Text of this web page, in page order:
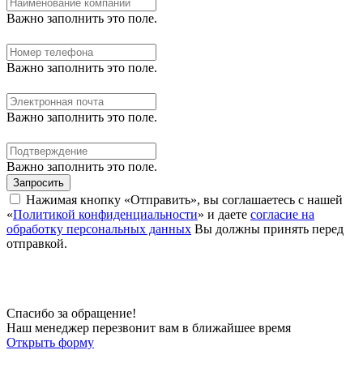
Важно заполнить это поле.
Важно заполнить это поле.
Важно заполнить это поле.
Важно заполнить это поле.
Запросить
Нажимая кнопку «Отправить», вы соглашаетесь с нашей
«Политикой конфиденциальности» и даете согласие на
обработку персональных данных Вы должны принять перед
отправкой.
Спасибо за обращение!
Наш менеджер перезвонит вам в ближайшее время
Открыть форму